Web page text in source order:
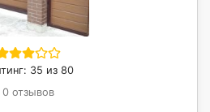
35 из 80
0 отзывов